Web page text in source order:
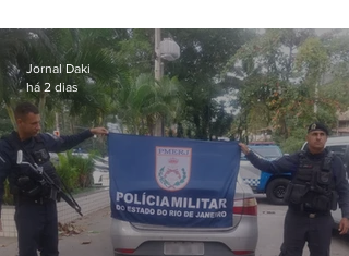
Jornal Daki
há 2 dias